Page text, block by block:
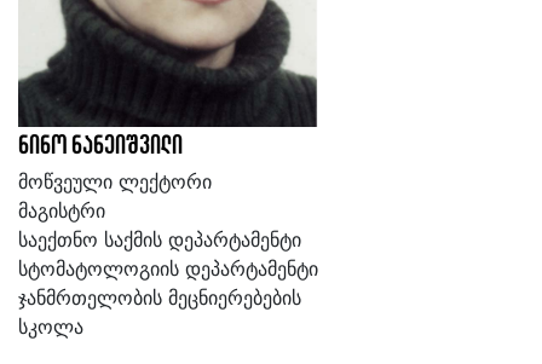
ნინო ნანეიშვილი
მოწვეული ლექტორი
მაგისტრი
საექთნო საქმის დეპარტამენტი
სტომატოლოგიის დეპარტამენტი
ჯანმრთელობის მეცნიერებების
სკოლა